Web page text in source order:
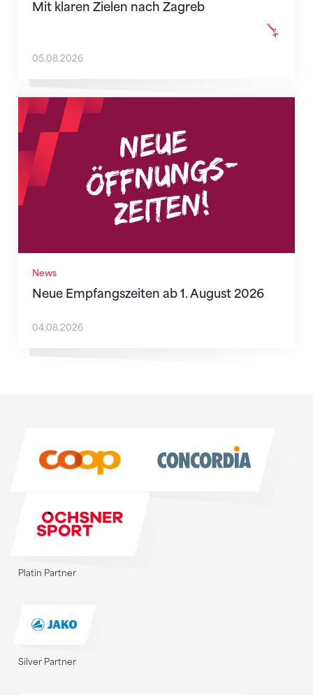
Mit klaren Zielen nach Zagreb
05.08.2026
News
Neue Empfangszeiten ab 1. August 2026
Neue Empfangszeiten ab 1. August 2026
04.08.2026
Platin Partner
Silver Partner